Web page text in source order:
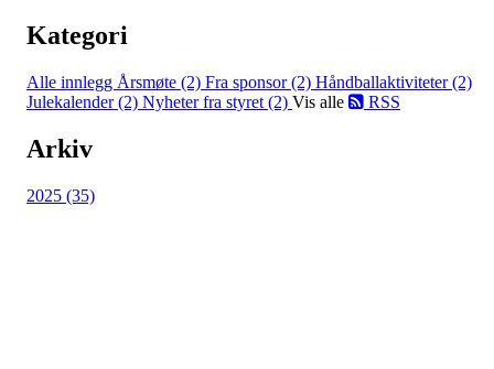
Kategori
Alle innlegg Årsmøte (2) Fra sponsor (2) Håndballaktiviteter (2)
Julekalender (2) Nyheter fra styret (2) Vis alle RSS
Arkiv
2025 (35)